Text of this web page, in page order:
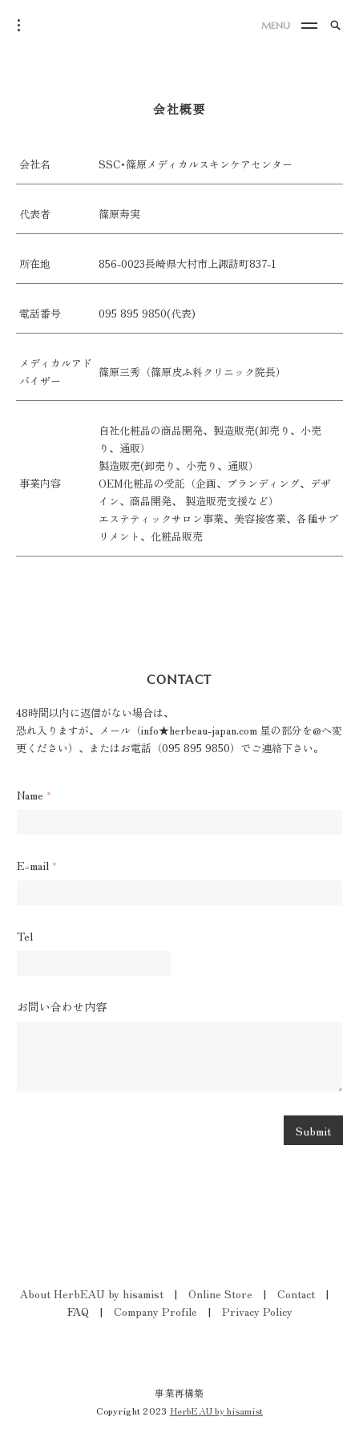
Skip
totoggle MENU
会社概要
会社名 SSC･篠原メディカルスキンケアセンター
代表者 篠原寿実
所在地 856-0023長崎県大村市上諏訪町837-1
電話番号 095 895 9850(代表)
メディカルアド
バイザー
篠原三秀（篠原皮ふ科クリニック院長）
事業内容
自社化粧品の商品開発、製造販売(卸売り、小売
り、通販）
製造販売(卸売り、小売り、通販）
OEM化粧品の受託（企画、ブランディング、デザ
イン、商品開発、 製造販売支援など）
エステティックサロン事業、美容接客業、各種サプ
リメント、化粧品販売
CONTACT
48時間以内に返信がない場合は、
恐れ入りますが、メール（info★herbeau-japan.com 星の部分を@へ変
更ください）、またはお電話（095 895 9850）でご連絡下さい。
Name *
E-mail *
Tel
お問い合わせ内容
Submit
Search
About HerbEAU by hisamist| Online Store | Contact|
FAQ | Company Profile | Privacy Policy
事業再構築
Copyright 2023 HerbEAU by hisamist